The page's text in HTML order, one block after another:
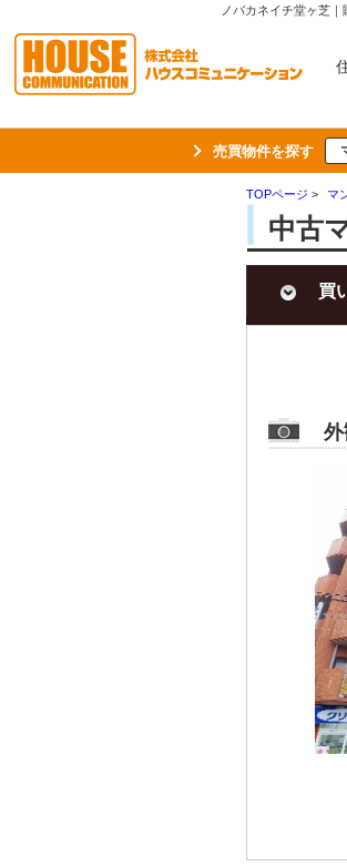
ノバカネイチ堂ヶ芝
売買物件を探す
TOPページ > マ
中古
買